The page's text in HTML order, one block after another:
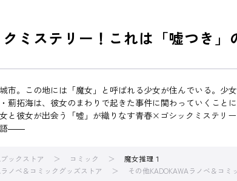
ミステリー！これは「嘘つき
市。この地には「魔女」と呼ばれる少女が住んでいる。少女
薊拓海は、彼女のまわりで起きた事件に関わっていくこと
と彼女が出会う「嘘」が織りなす青春×ゴシックミステリー
語――
ックストア コミック
魔女推理１
ラノベ＆コミックグッズストア その他KADOKAWAラノベ＆コミ